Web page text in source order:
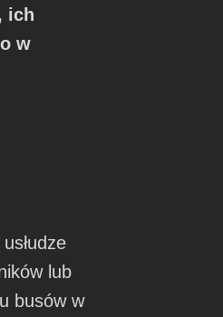
ich
w
lub
busów w